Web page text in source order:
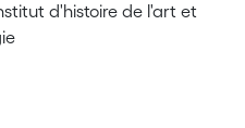
d'histoire de l'art et